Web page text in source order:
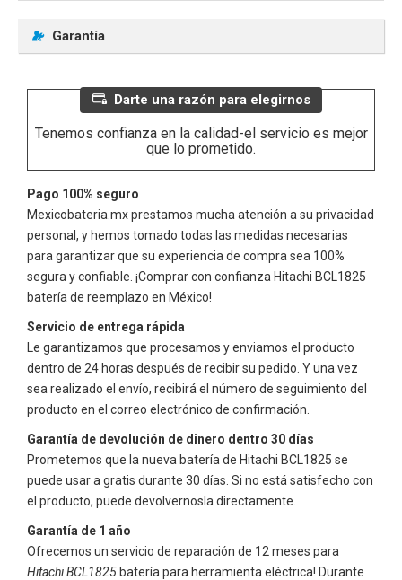
Garantía
Darte una razón para elegirnos
Tenemos confianza en la calidad-el servicio es mejor
que lo prometido.
Pago 100% seguro
Mexicobateria.mx prestamos mucha atención a su privacidad
personal, y hemos tomado todas las medidas necesarias
para garantizar que su experiencia de compra sea 100%
segura y confiable. ¡Comprar con confianza Hitachi BCL1825
batería de reemplazo en México!
Servicio de entrega rápida
Le garantizamos que procesamos y enviamos el producto
dentro de 24 horas después de recibir su pedido. Y una vez
sea realizado el envío, recibirá el número de seguimiento del
producto en el correo electrónico de confirmación.
Garantía de devolución de dinero dentro 30 días
Prometemos que la nueva batería de Hitachi BCL1825 se
puede usar a gratis durante 30 días. Si no está satisfecho con
el producto, puede devolvernosla directamente.
Garantía de 1 año
Ofrecemos un servicio de reparación de 12 meses para
Hitachi BCL1825 batería para herramienta eléctrica! Durante